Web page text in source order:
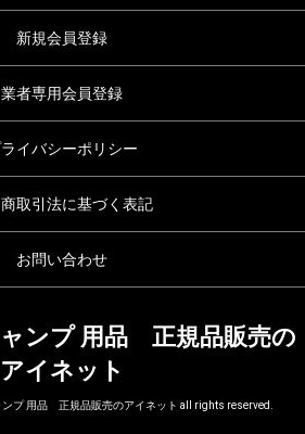
新規会員登録
業者専用会員登録
イバシーポリシー
取引法に基づく表記
お問い合わせ
ンプ 用品 正規品販売の
アイネット
プ 用品 正規品販売のアイネット all rights reserved.